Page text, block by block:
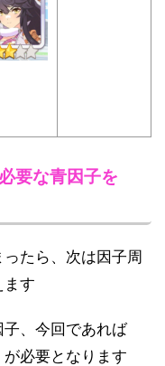
要な青因子を
たら、次は因子周
ます
、今回であれば
が必要となります